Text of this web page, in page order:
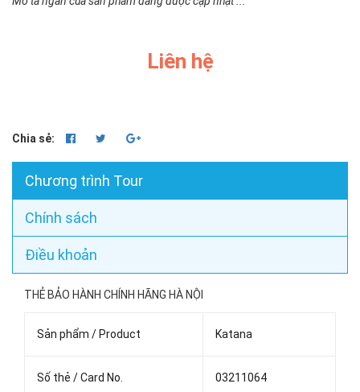
Liên hệ
Chia sẻ:
Chương trình Tour
Chính sách
Điều khoản
THẺ BẢO HÀNH CHÍNH HÃNG HÀ NỘI
Sản phẩm / Product Katana
Số thẻ / Card No. 03211064